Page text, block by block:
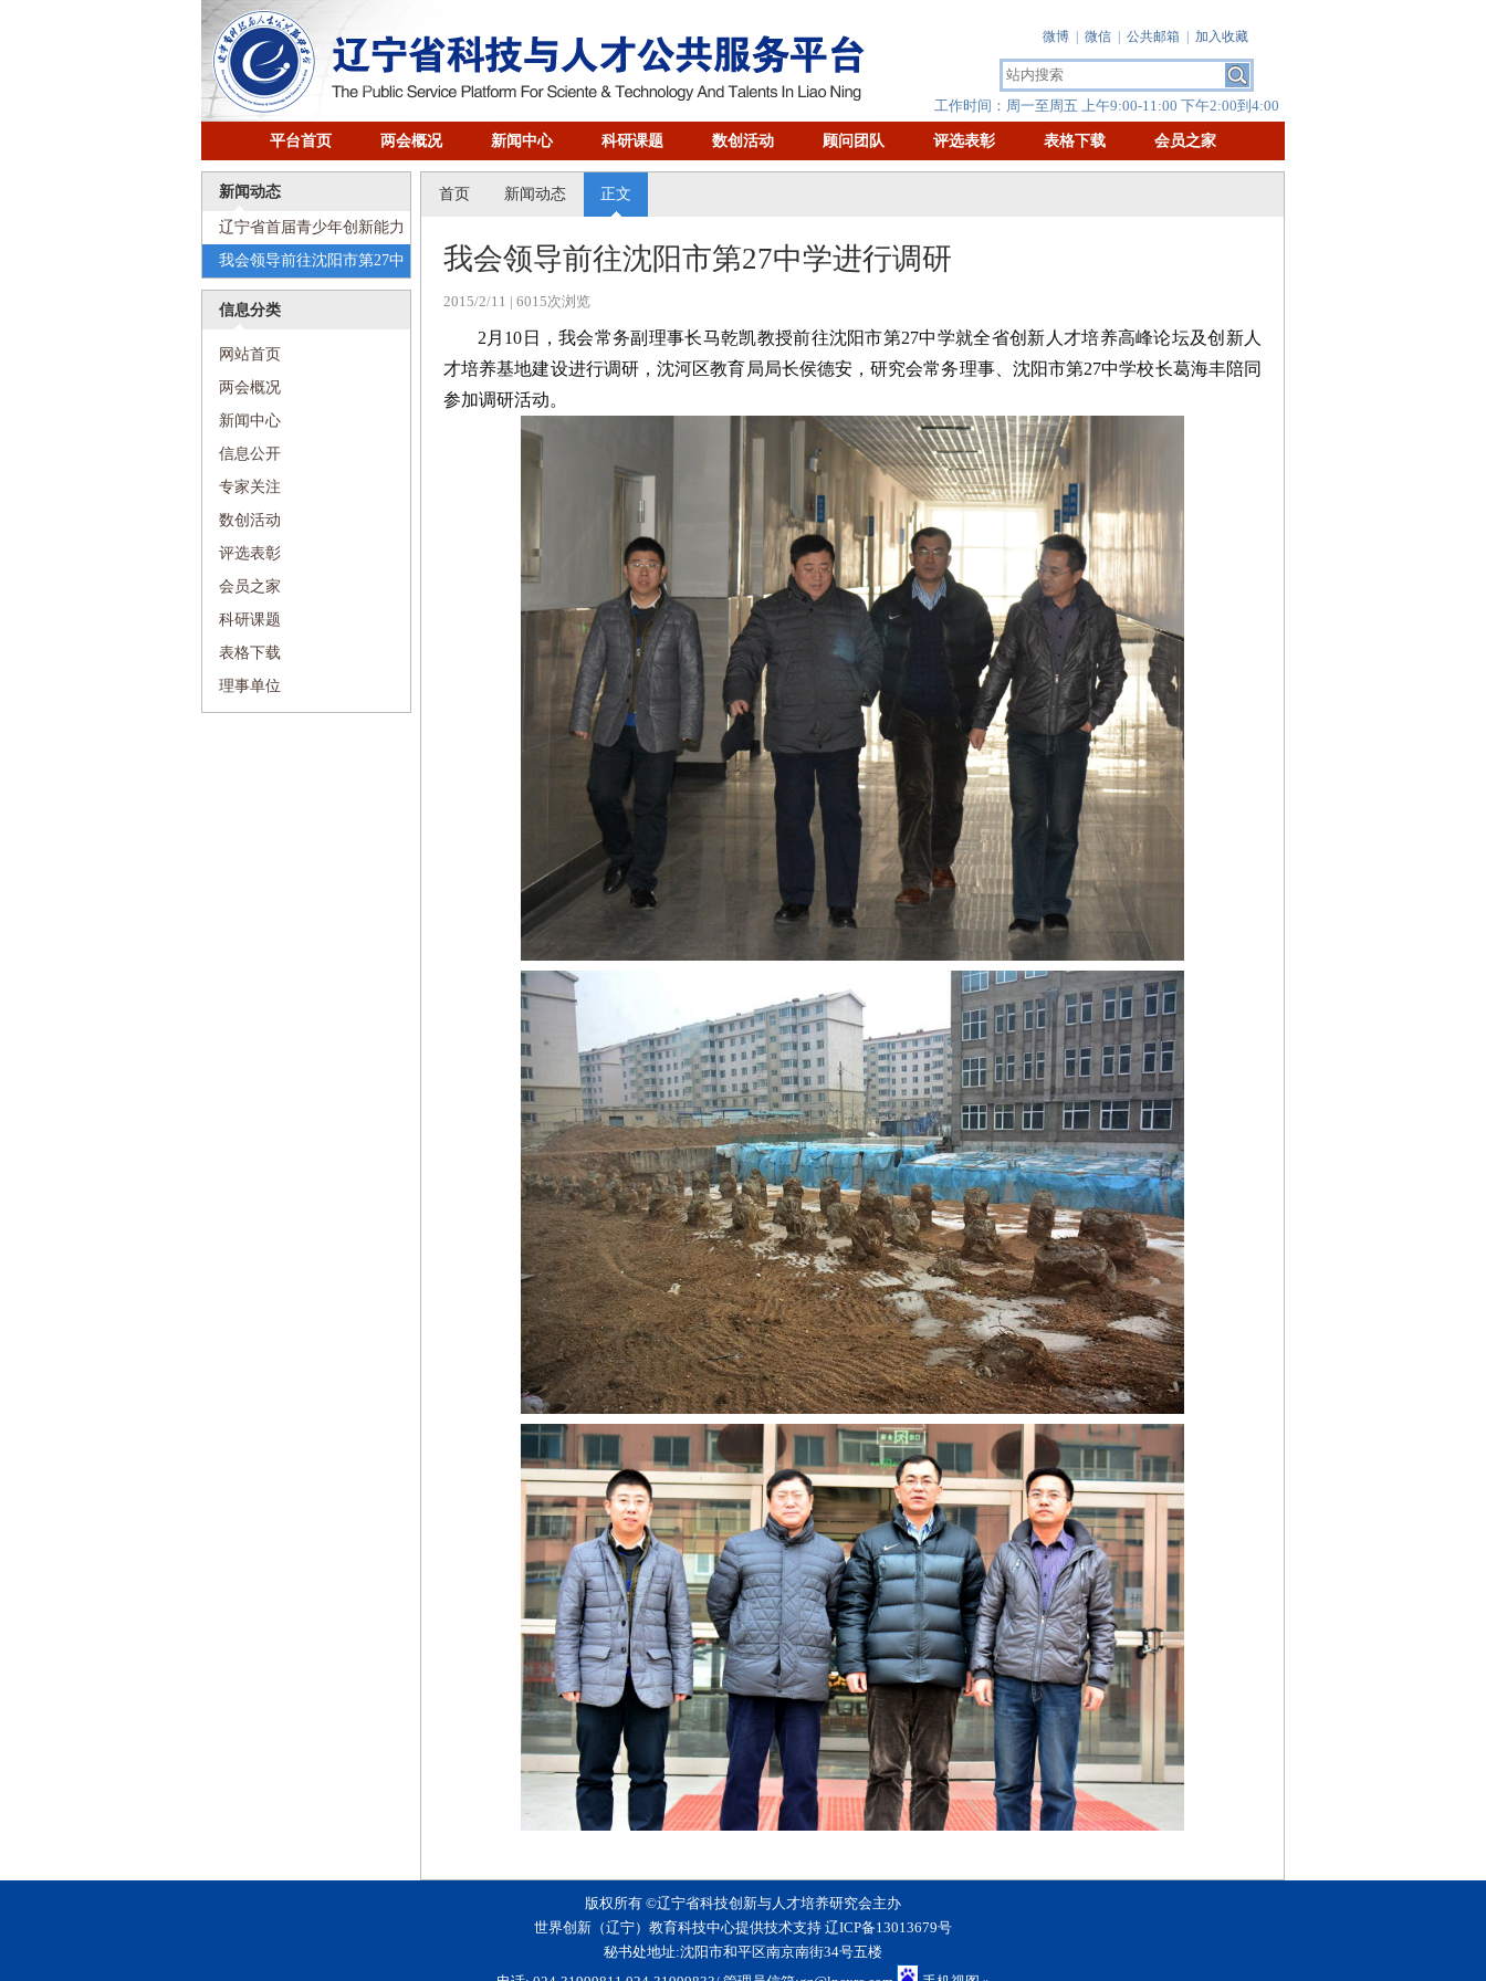
工作时间：周一至周五 上午9:00-11:00 下午2:00到4:00
微博 微信 公共邮箱 加入收藏
平台首页 两会概况 新闻中心 科研课题 数创活动 顾问团队 评选表彰 表格下载 会员之家
新闻动态
辽宁省首届青少年创新能力
大赛命题工作会议召开
我会领导前往沈阳市第27中
学进行调研
信息分类
网站首页
两会概况
新闻中心
信息公开
专家关注
数创活动
评选表彰
会员之家
科研课题
表格下载
理事单位
首页 新闻动态 正文
我会领导前往沈阳市第27中学进行调研
2015/2/11 | 6015次浏览
2月10日，我会常务副理事长马乾凯教授前往沈阳市第27中学就全省创新人才培养高峰论坛及创新人
才培养基地建设进行调研，沈河区教育局局长侯德安，研究会常务理事、沈阳市第27中学校长葛海丰陪同
参加调研活动。
版权所有 ©辽宁省科技创新与人才培养研究会主办
世界创新（辽宁）教育科技中心提供技术支持 辽ICP备13013679号
秘书处地址:沈阳市和平区南京南街34号五楼